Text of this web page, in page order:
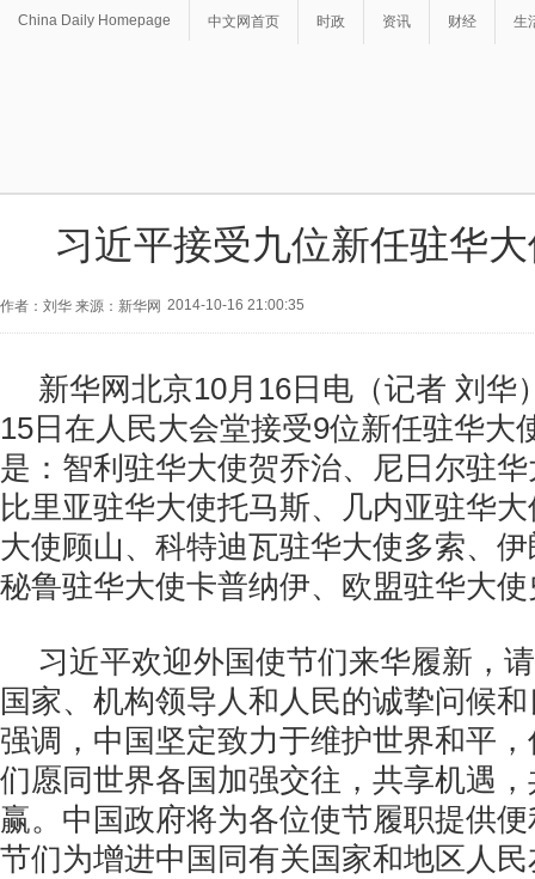
China Daily Homepage 中文网首页 时政 资讯 财经 生
习近平接受九位新任驻华
作者：刘华 来源：新华网 2014-10-16 21:00:35
新华网北京10月16日电（记者 刘华
15日在人民大会堂接受9位新任驻华大
是：智利驻华大使贺乔治、尼日尔驻
比里亚驻华大使托马斯、几内亚驻华
大使顾山、科特迪瓦驻华大使多索、
秘鲁驻华大使卡普纳伊、欧盟驻华大
习近平欢迎外国使节们来华履新，
国家、机构领导人和人民的诚挚问候
强调，中国坚定致力于维护世界和平
们愿同世界各国加强交往，共享机遇
赢。中国政府将为各位使节履职提供
节们为增进中国同有关国家和地区人